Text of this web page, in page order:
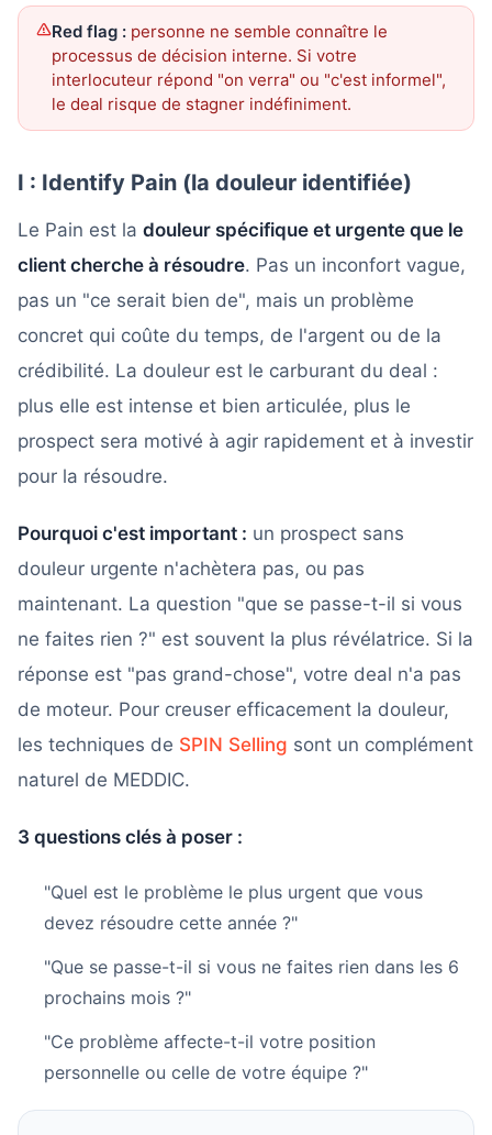
Red flag : personne ne semble connaître le
processus de décision interne. Si votre
interlocuteur répond "on verra" ou "c'est informel",
le deal risque de stagner indéfiniment.
I : Identify Pain (la douleur identifiée)
Le Pain est la douleur spécifique et urgente que le
client cherche à résoudre. Pas un inconfort vague,
pas un "ce serait bien de", mais un problème
concret qui coûte du temps, de l'argent ou de la
crédibilité. La douleur est le carburant du deal :
plus elle est intense et bien articulée, plus le
prospect sera motivé à agir rapidement et à investir
pour la résoudre.
Pourquoi c'est important : un prospect sans
douleur urgente n'achètera pas, ou pas
maintenant. La question "que se passe-t-il si vous
ne faites rien ?" est souvent la plus révélatrice. Si la
réponse est "pas grand-chose", votre deal n'a pas
de moteur. Pour creuser efficacement la douleur,
les techniques de SPIN Selling sont un complément
naturel de MEDDIC.
3 questions clés à poser :
"Quel est le problème le plus urgent que vous
devez résoudre cette année ?"
"Que se passe-t-il si vous ne faites rien dans les 6
prochains mois ?"
"Ce problème affecte-t-il votre position
personnelle ou celle de votre équipe ?"